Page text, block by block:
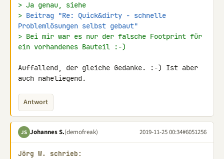
> Ja genau, siehe
> Beitrag "Re: Quick&dirty - schnelle
Problemlösungen selbst gebaut"
> Bei mir war es nur der falsche Footprint für
ein vorhandenes Bauteil :-)
Auffallend, der gleiche Gedanke. :-) Ist aber
auch naheliegend.
Antwort
JS Johannes S.(demofreak) 2019-11-25 00:34#6051256
Jörg W. schrieb: